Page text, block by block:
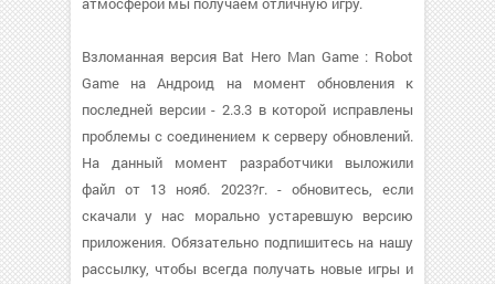
Взломанная версия Bat Hero Man Game : Robot
Game на Андроид на момент обновления к
последней версии - 2.3.3 в которой исправлены
проблемы с соединением к серверу обновлений.
На данный момент разработчики выложили
файл от 13 нояб. 2023?г. - обновитесь, если
скачали у нас морально устаревшую версию
приложения. Обязательно подпишитесь на нашу
рассылку, чтобы всегда получать новые игры и